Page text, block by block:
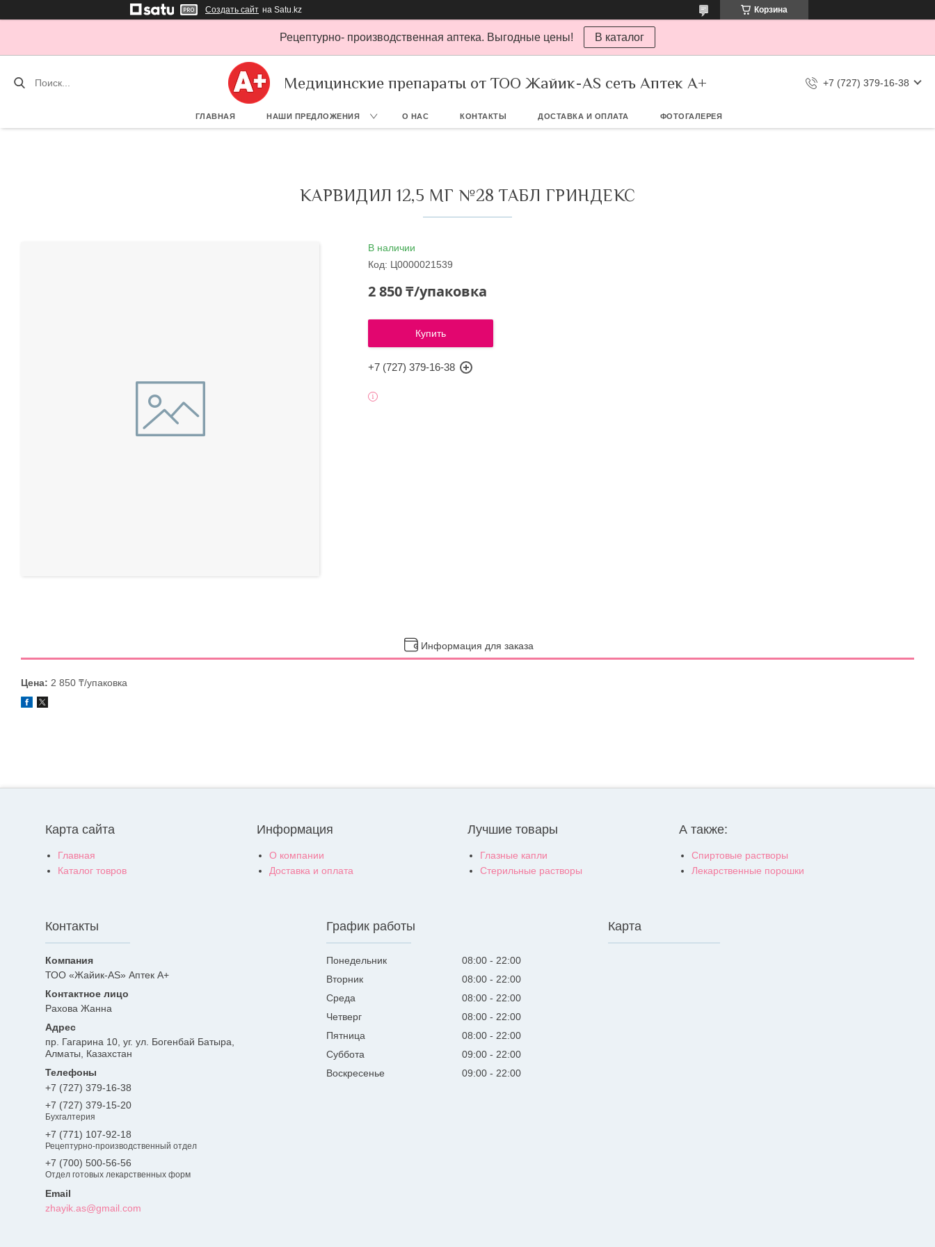
Создать сайт на Satu.kz Корзина
Рецептурно- производственная аптека. Выгодные цены! В каталог
Медицинские препараты от ТОО Жайик-AS сеть Аптек А+ +7 (727) 379-16-38
ГЛАВНАЯ НАШИ ПРЕДЛОЖЕНИЯ О НАС КОНТАКТЫ ДОСТАВКА И ОПЛАТА ФОТОГАЛЕРЕЯ
КАРВИДИЛ 12,5 МГ №28 ТАБЛ ГРИНДЕКС
В наличии
Код: Ц0000021539
2 850 ₸/упаковка
Купить
+7 (727) 379-16-38
Информация для заказа
Цена: 2 850 ₸/упаковка
Карта сайта
Главная
Каталог товров
Информация
О компании
Доставка и оплата
Лучшие товары
Глазные капли
Стерильные растворы
А также:
Спиртовые растворы
Лекарственные порошки
Контакты
ТОО «Жайик-AS» Аптек А+
Рахова Жанна
пр. Гагарина 10, уг. ул. Богенбай Батыра,
Алматы, Казахстан
+7 (727) 379-16-38
+7 (727) 379-15-20
Бухгалтерия
+7 (771) 107-92-18
Рецептурно-производственный отдел
+7 (700) 500-56-56
Отдел готовых лекарственных форм
zhayik.as@gmail.com
График работы
Понедельник 08:00
22:00
Вторник
08:00
22:00
Среда
08:00
22:00
Четверг
08:00
22:00
Пятница
08:00
22:00
Суббота
09:00
22:00
Воскресенье
09:00 22:00
Карта